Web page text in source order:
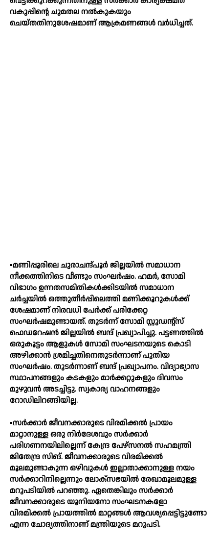
വകുപ്പിന്റെ ചുമതല നൽകുകയും
ചെയ്തതിനുശേഷമാണ് ആക്രമണങ്ങൾ വർധിച്ചത്.
▪️മണിപ്പൂരിലെ ചുരാചന്ദ്പൂർ ജില്ലയിൽ സമാധാന
നീക്കത്തിനിടെ വീണ്ടും സംഘർഷം. ഹമർ, സോമി
വിഭാഗം ഉന്നതസമിതികൾക്കിടയിൽ സമാധാന
ചർച്ചയിൽ ഒത്തുതീർപ്പിലെത്തി മണിക്കൂറുകൾക്ക്
ശേഷമാണ് നിരവധി പേർക്ക് പരിക്കേറ്റ
സംഘർഷമുണ്ടായത്. തുടർന്ന് സോമി സ്റ്റുഡന്റ്‌സ്
ഫെഡറേഷൻ ജില്ലയിൽ ബന്ദ് പ്രഖ്യാപിച്ചു. പട്ടണത്തിൽ
ഒരുകൂട്ടം ആളുകൾ സോമി സംഘടനയുടെ കൊടി
അഴിക്കാൻ ശ്രമിച്ചതിനെതുടർന്നാണ് പുതിയ
സംഘർഷം. തുടർന്നാണ് ബന്ദ് പ്രഖ്യാപനം. വിദ്യാഭ്യാസ
സ്ഥാപനങ്ങളും കടകളും മാർക്കറ്റുകളും ദിവസം
മുഴുവൻ അടച്ചിട്ടു. സ്വകാര്യ വാഹനങ്ങളും
റോഡിലിറങ്ങിയില്ല.
▪️സർക്കാർ ജീവനക്കാരുടെ വിരമിക്കൽ പ്രായം
മാറ്റാനുള്ള ഒരു നിർദേശവും സർക്കാർ
പരിഗണനയിലില്ലെന്ന് കേന്ദ്ര പേഴ്‌സനൽ സഹമന്ത്രി
ജിതേന്ദ്ര സിങ്. ജീവനക്കാരുടെ വിരമിക്കൽ
മൂലമുണ്ടാകുന്ന ഒഴിവുകൾ ഇല്ലാതാക്കാനുള്ള നയം
സർക്കാറിനില്ലെന്നും ലോക്‌സഭയിൽ രേഖാമൂലമുള്ള
മറുപടിയിൽ പറഞ്ഞു. ഏതെങ്കിലും സർക്കാർ
ജീവനക്കാരുടെ യൂനിയനോ സംഘടനകളോ
വിരമിക്കൽ പ്രായത്തിൽ മാറ്റങ്ങൾ ആവശ്യപ്പെട്ടിട്ടുണ്ടോ
എന്ന ചോദ്യത്തിനാണ് മന്ത്രിയുടെ മറുപടി.